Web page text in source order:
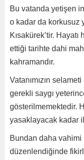
Bu vatanda yetişen
o kadar da korkusuz
Kısakürek’tir.
ettiği tarihte dahi
kahramandır.
Vatanımızın
gerekli saygı
gösterilmemektedir.
yasaklayacak kadar
Bundan daha vahimi
düzenlendiğinde